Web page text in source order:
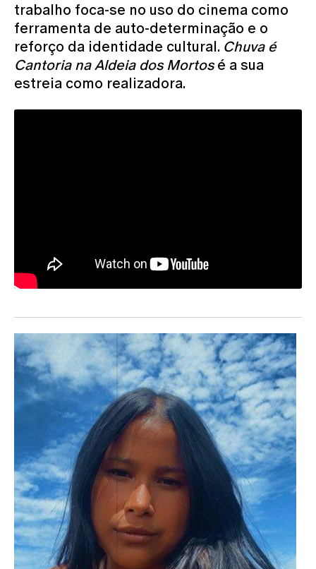
trabalho foca-se no uso do cinema como
ferramenta de auto-determinação e o
reforço da identidade cultural. Chuva é
Cantoria na Aldeia dos Mortosé a sua
estreia como realizadora.